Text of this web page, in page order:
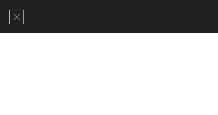
Close GDPR Cookie Banner